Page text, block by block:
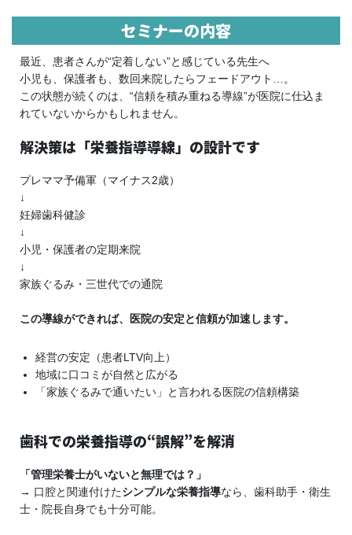
セミナーの内容
最近、患者さんが“定着しない”と感じている先生へ
小児も、保護者も、数回来院したらフェードアウト…。
この状態が続くのは、“信頼を積み重ねる導線”が医院に仕込ま
れていないからかもしれません。
解決策は「栄養指導導線」の設計です
プレママ予備軍（マイナス2歳）
↓
妊婦歯科健診
↓
小児・保護者の定期来院
↓
家族ぐるみ・三世代での通院
この導線ができれば、医院の安定と信頼が加速します。
経営の安定（患者LTV向上）
地域に口コミが自然と広がる
「家族ぐるみで通いたい」と言われる医院の信頼構築
歯科での栄養指導の“誤解”を解消
「管理栄養士がいないと無理では？」
→ 口腔と関連付けたシンプルな栄養指導なら、歯科助手・衛生
士・院長自身でも十分可能。